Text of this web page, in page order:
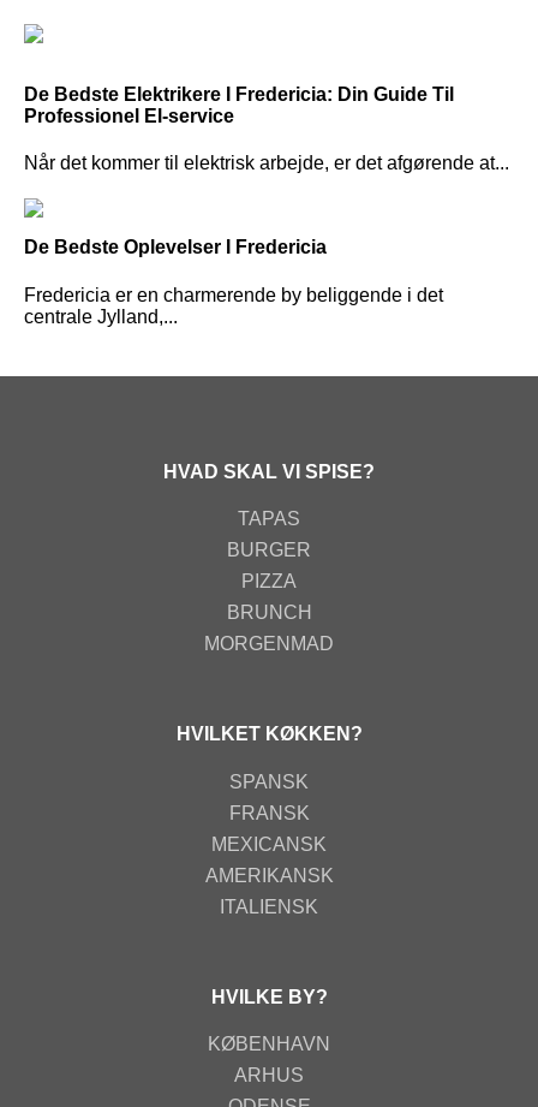
De Bedste Elektrikere I Fredericia: Din Guide Til
Professionel El-service
Når det kommer til elektrisk arbejde, er det afgørende at...
De Bedste Oplevelser I Fredericia
Fredericia er en charmerende by beliggende i det
centrale Jylland,...
HVAD SKAL VI SPISE?
TAPAS
BURGER
PIZZA
BRUNCH
MORGENMAD
HVILKET KØKKEN?
SPANSK
FRANSK
MEXICANSK
AMERIKANSK
ITALIENSK
HVILKE BY?
KØBENHAVN
ARHUS